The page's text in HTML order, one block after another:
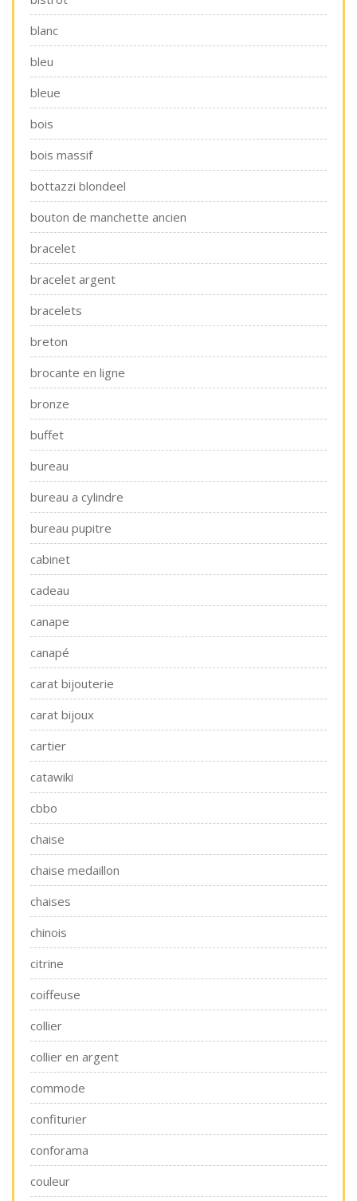
blanc
bleu
bleue
bois
bois massif
bottazzi blondeel
bouton de manchette ancien
bracelet
bracelet argent
bracelets
breton
brocante en ligne
bronze
buffet
bureau
bureau a cylindre
bureau pupitre
cabinet
cadeau
canape
canapé
carat bijouterie
carat bijoux
cartier
catawiki
cbbo
chaise
chaise medaillon
chaises
chinois
citrine
coiffeuse
collier
collier en argent
commode
confiturier
conforama
couleur